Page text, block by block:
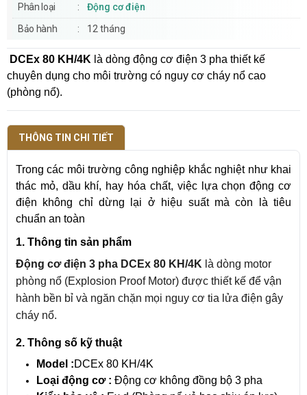
Phân loại
Động cơ điện
Bảo hành
12 tháng
DCEx 80 KH/4K là dòng động cơ điện 3 pha thiết kế
chuyên dụng cho môi trường có nguy cơ cháy nổ cao
(phòng nổ).
THÔNG TIN CHI TIẾT
Trong các môi trường công nghiệp khắc nghiệt như khai
thác mỏ, dầu khí, hay hóa chất, việc lựa chọn động cơ
điện không chỉ dừng lại ở hiệu suất mà còn là tiêu
chuẩn an toàn
1. Thông tin sản phẩm
Động cơ điện 3 pha DCEx 80 KH/4K là dòng motor
phòng nổ (Explosion Proof Motor) được thiết kế để vận
hành bền bỉ và ngăn chặn mọi nguy cơ tia lửa điện gây
cháy nổ.
2. Thông số kỹ thuật
Model :DCEx 80 KH/4K
Loại động cơ : Động cơ không đồng bộ 3 pha